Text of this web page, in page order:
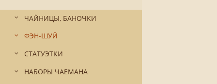
ЧАЙНИЦЫ, БАНОЧКИ
ФЭН-ШУЙ
СТАТУЭТКИ
НАБОРЫ ЧАЕМАНА